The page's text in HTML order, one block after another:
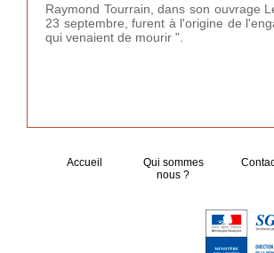
Raymond Tourrain, dans son ouvrage
23 septembre, furent à l'origine de
qui venaient de mourir ".
Accueil
Qui sommes
nous ?